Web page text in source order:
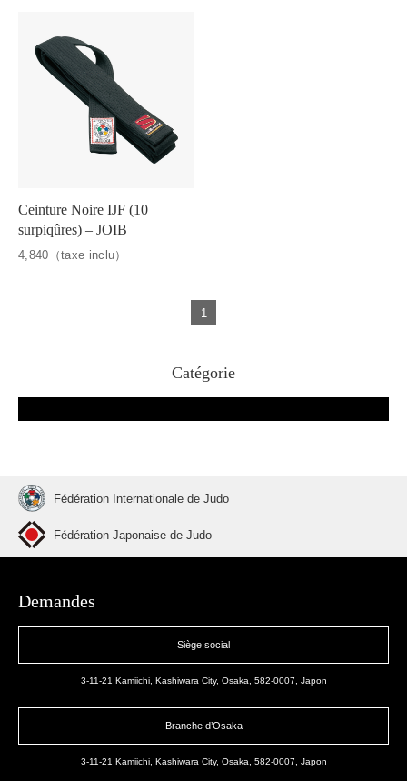
Ceinture Noire IJF (10
surpiqûres) – JOIB
4,840（taxe inclu）
1
Catégorie
Fédération Internationale de Judo
Fédération Japonaise de Judo
Demandes
Siège social
3-11-21 Kamiichi, Kashiwara City, Osaka, 582-0007, Japon
Branche d’Osaka
3-11-21 Kamiichi, Kashiwara City, Osaka, 582-0007, Japon